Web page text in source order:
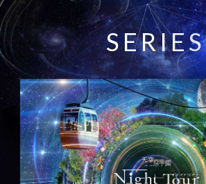
SERIES